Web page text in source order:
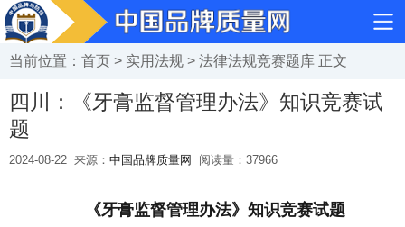
当前位置： 首页 > 实用法规 > 法律法规竞赛题库 正文
四川：《牙膏监督管理办法》知识竞赛试
题
2024-08-22 来源： 中国品牌质量网 阅读量： 37966
《牙膏监督管理办法》知识竞赛试题